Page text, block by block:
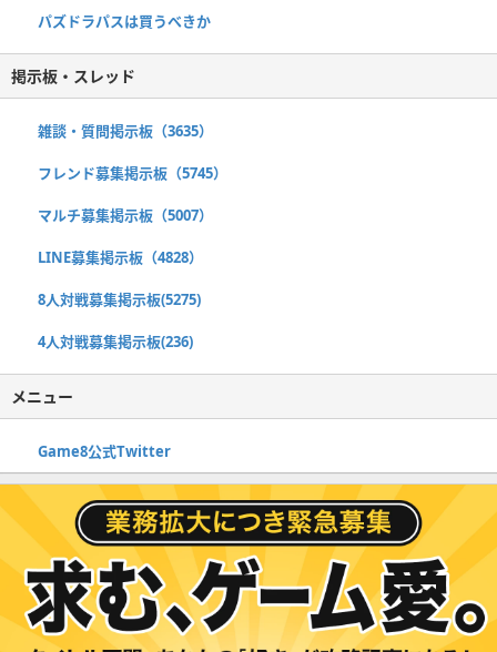
パズドラパスは買うべきか
掲示板・スレッド
雑談・質問掲示板（3635）
フレンド募集掲示板（5745）
マルチ募集掲示板（5007）
LINE募集掲示板（4828）
8人対戦募集掲示板(5275)
4人対戦募集掲示板(236)
メニュー
Game8公式Twitter